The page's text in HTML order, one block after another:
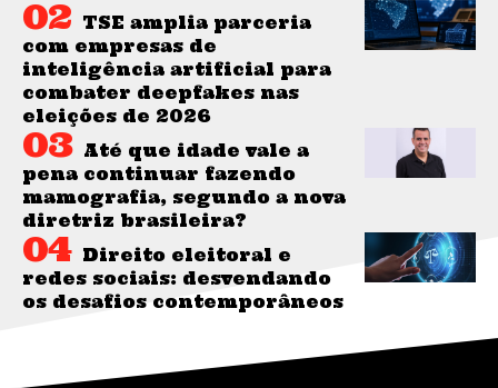
TSE amplia parceria
com empresas de
inteligência artificial para
combater deepfakes nas
eleições de 2026
Até que idade vale a
pena continuar fazendo
mamografia, segundo a nova
diretriz brasileira?
Direito eleitoral e
redes sociais: desvendando
os desafios contemporâneos